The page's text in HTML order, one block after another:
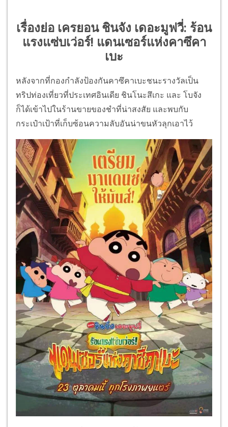
เรื่องย่อ เครยอน ชินจัง เดอะมูฟวี่: ร้อน
แรงแซ่บเว่อร์! แดนเซอร์แห่งคาซึคา
เบะ
หลังจากที่กองกำลังป้องกันคาซึคาเบะชนะรางวัลเป็น
ทริปท่องเที่ยวที่ประเทศอินเดีย ชินโนะสึเกะ และ โบจัง
ก็ได้เข้าไปในร้านขายของชำที่น่าสงสัย และพบกับ
กระเป๋าเป้าที่เก็บซ้อนความลับอันน่าขนหัวลุกเอาไว้